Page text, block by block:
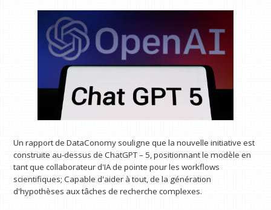
Un rapport de DataConomy souligne que la nouvelle initiative est
construite au-dessus de ChatGPT – 5, positionnant le modèle en
tant que collaborateur d'IA de pointe pour les workflows
scientifiques; Capable d'aider à tout, de la génération
d'hypothèses aux tâches de recherche complexes.